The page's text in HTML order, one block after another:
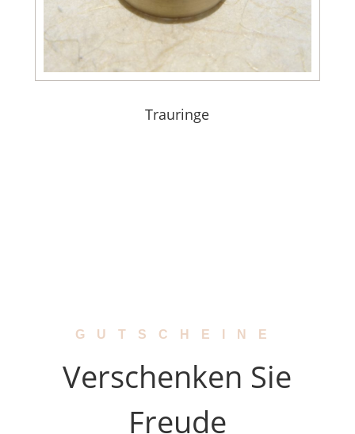
Trauringe
GUTSCHEINE
Verschenken Sie
Freude